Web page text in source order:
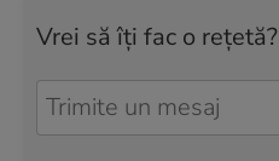
Vrei să îți fac o rețetă?